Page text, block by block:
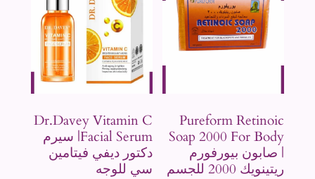
Pureform Retinoic
Soap 2000 For Body
| صابون بيورفورم
ريتينويك 2000 للجسم
Dr.Davey Vitamin C
Facial Serum| سيرم
دكتور ديفي فيتامين
سي للوجه